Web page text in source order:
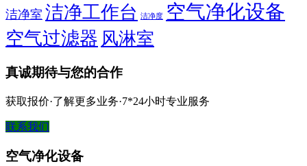
洁净室 洁净工作台 洁净度 空气净化设备
空气过滤器 风淋室
真诚期待与您的合作
获取报价·了解更多业务·7*24小时专业服务
联系我们
空气净化设备